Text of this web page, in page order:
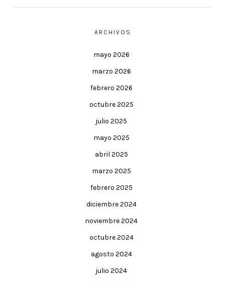
ARCHIVOS
mayo 2026
marzo 2026
febrero 2026
octubre 2025
julio 2025
mayo 2025
abril 2025
marzo 2025
febrero 2025
diciembre 2024
noviembre 2024
octubre 2024
agosto 2024
julio 2024